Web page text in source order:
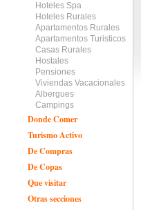
Hoteles Spa
Hoteles Rurales
Apartamentos Rurales
Apartamentos Turisticos
Casas Rurales
Hostales
Pensiones
Viviendas Vacacionales
Albergues
Campings
Donde Comer
Turismo Activo
De Compras
De Copas
Que visitar
Otras secciones